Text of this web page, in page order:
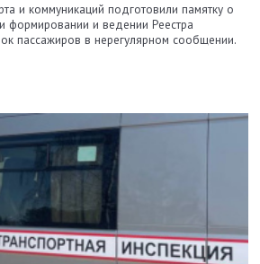
и коммуникаций подготовили памятку о
формировании и ведении Реестра
пассажиров в нерегулярном сообщении.